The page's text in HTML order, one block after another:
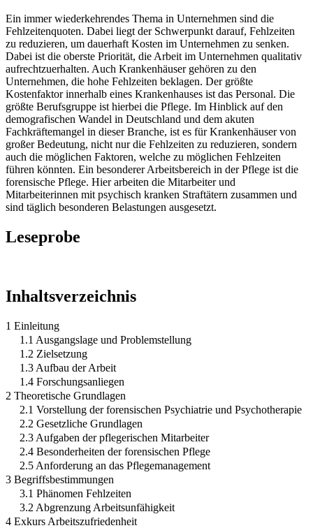
Ein immer wiederkehrendes Thema in Unternehmen sind die
Fehlzeitenquoten. Dabei liegt der Schwerpunkt darauf, Fehlzeiten
zu reduzieren, um dauerhaft Kosten im Unternehmen zu senken.
Dabei ist die oberste Priorität, die Arbeit im Unternehmen qualitativ
aufrechtzuerhalten. Auch Krankenhäuser gehören zu den
Unternehmen, die hohe Fehlzeiten beklagen. Der größte
Kostenfaktor innerhalb eines Krankenhauses ist das Personal. Die
größte Berufsgruppe ist hierbei die Pflege. Im Hinblick auf den
demografischen Wandel in Deutschland und dem akuten
Fachkräftemangel in dieser Branche, ist es für Krankenhäuser von
großer Bedeutung, nicht nur die Fehlzeiten zu reduzieren, sondern
auch die möglichen Faktoren, welche zu möglichen Fehlzeiten
führen könnten. Ein besonderer Arbeitsbereich in der Pflege ist die
forensische Pflege. Hier arbeiten die Mitarbeiter und
Mitarbeiterinnen mit psychisch kranken Straftätern zusammen und
sind täglich besonderen Belastungen ausgesetzt.
Leseprobe
Inhaltsverzeichnis
1 Einleitung
1.1 Ausgangslage und Problemstellung
1.2 Zielsetzung
1.3 Aufbau der Arbeit
1.4 Forschungsanliegen
2 Theoretische Grundlagen
2.1 Vorstellung der forensischen Psychiatrie und Psychotherapie
2.2 Gesetzliche Grundlagen
2.3 Aufgaben der pflegerischen Mitarbeiter
2.4 Besonderheiten der forensischen Pflege
2.5 Anforderung an das Pflegemanagement
3 Begriffsbestimmungen
3.1 Phänomen Fehlzeiten
3.2 Abgrenzung Arbeitsunfähigkeit
4 Exkurs Arbeitszufriedenheit